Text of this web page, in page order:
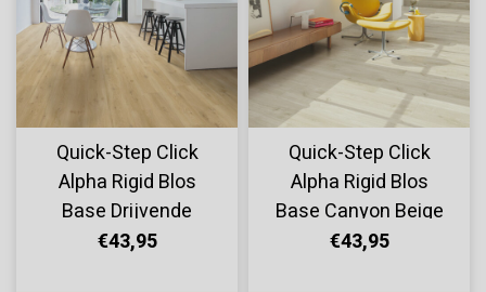
Quick-Step Click
Alpha Rigid Blos
Base Drijvende
Beige Eik
€43,95
Quick-Step Click
Alpha Rigid Blos
Base Canyon Beige
Eik AVSPT40038
€43,95